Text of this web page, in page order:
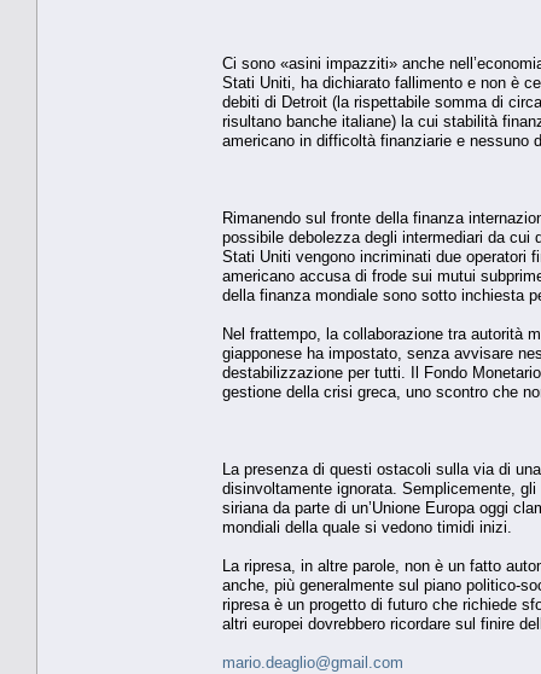
Ci sono «asini impazziti» anche
Stati Uniti, ha dichiarato fallimento e non è
debiti di Detroit (la rispettabile somma di
risultano banche italiane) la cui stabilità
americano in difficoltà finanziarie e
Rimanendo sul fronte della finanza
possibile debolezza degli intermediari da
Stati Uniti vengono incriminati due operatori
americano accusa di frode sui mutui
della finanza mondiale sono sotto inchiesta
Nel frattempo, la collaborazione tra autorità
giapponese ha impostato, senza avvisare
destabilizzazione per tutti. Il Fondo
gestione della crisi greca, uno scontro che
La presenza di questi ostacoli sulla via di
disinvoltamente ignorata. Semplicemente,
siriana da parte di un’Unione Europa oggi
mondiali della quale si vedono timidi inizi.
La ripresa, in altre parole, non è un fatto
anche, più generalmente sul piano politico-
ripresa è un progetto di futuro che richiede
altri europei dovrebbero ricordare sul finire
mario.deaglio@gmail.com